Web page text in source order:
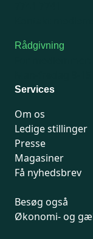
Rådgivning
Services
Om os
Ledige stillinger
Presse
Magasiner
Få nyhedsbrev
Besøg også
Økonomi- og